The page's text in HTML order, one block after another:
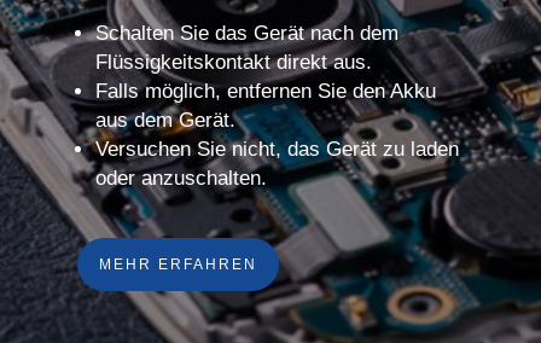
Schalten Sie das Gerät nach dem
Flüssigkeitskontakt direkt aus.
Falls möglich, entfernen Sie den Akku
aus dem Gerät.
Versuchen Sie nicht, das Gerät zu laden
oder anzuschalten.
MEHR ERFAHREN